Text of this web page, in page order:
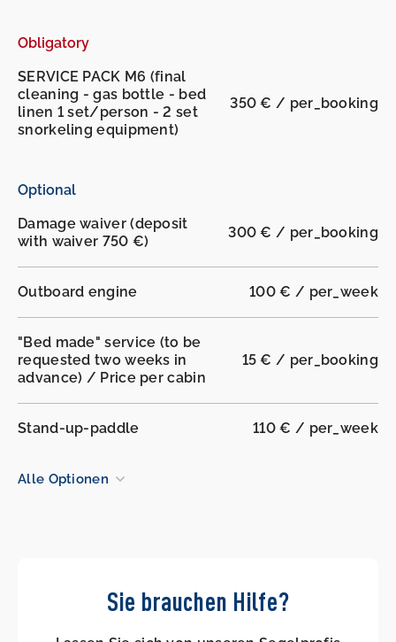
Obligatory
SERVICE PACK M6 (final
cleaning - gas bottle - bed
linen 1 set/person - 2 set
snorkeling equipment)
350 € / per_booking
Optional
Damage waiver (deposit
with waiver 750 €)
300 € / per_booking
Outboard engine 100 € / per_week
"Bed made" service (to be
requested two weeks in
advance) / Price per cabin
15 € / per_booking
Stand-up-paddle 110 € / per_week
Alle Optionen
Sie brauchen Hilfe?